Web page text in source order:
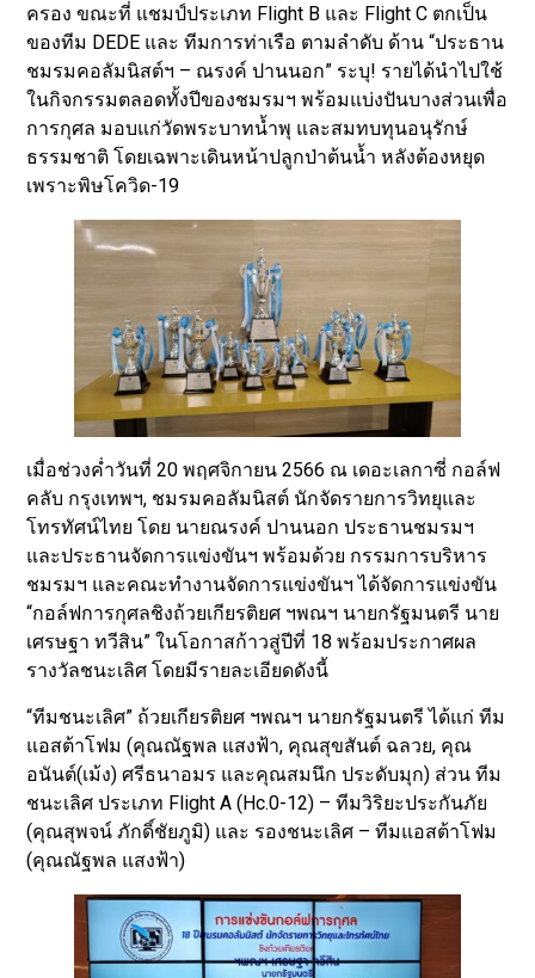
ครอง ขณะที่ แชมป์ประเภท Flight B และ Flight C ตกเป็น
ของทีม DEDE และ ทีมการท่าเรือ ตามลำดับ ด้าน “ประธาน
ชมรมคอลัมนิสต์ฯ – ณรงค์ ปานนอก” ระบุ! รายได้นำไปใช้
ในกิจกรรมตลอดทั้งปีของชมรมฯ พร้อมแบ่งปันบางส่วนเพื่อ
การกุศล มอบแก่วัดพระบาทน้ำพุ และสมทบทุนอนุรักษ์
ธรรมชาติ โดยเฉพาะเดินหน้าปลูกป่าต้นน้ำ หลังต้องหยุด
เพราะพิษโควิด-19
เมื่อช่วงค่ำวันที่ 20 พฤศจิกายน 2566 ณ เดอะเลกาซี่ กอล์ฟ
คลับ กรุงเทพฯ, ชมรมคอลัมนิสต์ นักจัดรายการวิทยุและ
โทรทัศน์ไทย โดย นายณรงค์ ปานนอก ประธานชมรมฯ
และประธานจัดการแข่งขันฯ พร้อมด้วย กรรมการบริหาร
ชมรมฯ และคณะทำงานจัดการแข่งขันฯ ได้จัดการแข่งขัน
“กอล์ฟการกุศลชิงถ้วยเกียรติยศ ฯพณฯ นายกรัฐมนตรี นาย
เศรษฐา ทวีสิน” ในโอกาสก้าวสู่ปีที่ 18 พร้อมประกาศผล
รางวัลชนะเลิศ โดยมีรายละเอียดดังนี้
“ทีมชนะเลิศ” ถ้วยเกียรติยศ ฯพณฯ นายกรัฐมนตรี ได้แก่ ทีม
แอสต้าโฟม (คุณณัฐพล แสงฟ้า, คุณสุขสันต์ ฉลวย, คุณ
อนันต์(เม้ง) ศรีธนาอมร และคุณสมนึก ประดับมุก) ส่วน ทีม
ชนะเลิศ ประเภท Flight A (Hc.0-12) – ทีมวิริยะประกันภัย
(คุณสุพจน์ ภักดิ์ชัยภูมิ) และ รองชนะเลิศ – ทีมแอสต้าโฟม
(คุณณัฐพล แสงฟ้า)